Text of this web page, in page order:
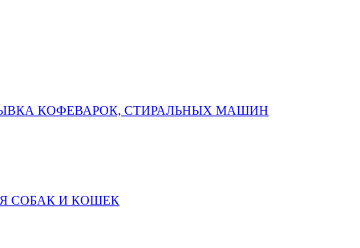
КОФЕВАРОК, СТИРАЛЬНЫХ МАШИН
СОБАК И КОШЕК